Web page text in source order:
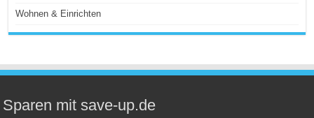
Wohnen & Einrichten
Sparen mit save-up.de